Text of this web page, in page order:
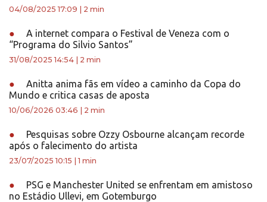
04/08/2025 17:09 2 min
●
A internet compara o Festival de Veneza com o
“Programa do Silvio Santos”
31/08/2025 14:54 2 min
●
Anitta anima fãs em vídeo a caminho da Copa do
Mundo e critica casas de aposta
10/06/2026 03:46 2 min
●
Pesquisas sobre Ozzy Osbourne alcançam recorde
após o falecimento do artista
23/07/2025 10:15 |1 min
●
PSG e Manchester United se enfrentam em amistoso
no Estádio Ullevi, em Gotemburgo